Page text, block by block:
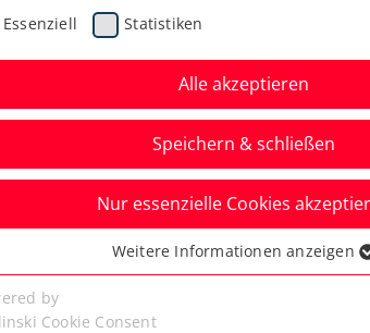
kämpft sich
Essenziell Statistiken
Alle akzeptieren
Speichern & schließen
Nur essenzielle Cookies
Cookies werden für grundlegende
benötigt. Dadurch ist gewährleistet, dass
Weitere Informationen anzeigen
by
Cookie Consent